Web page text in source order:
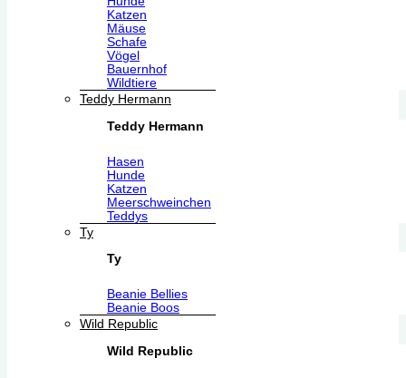
Katzen
Mäuse
Schafe
Vögel
Bauernhof
Wildtiere
Teddy Hermann
Teddy Hermann
Hasen
Hunde
Katzen
Meerschweinchen
Teddys
Ty
Ty
Beanie Bellies
Beanie Boos
Wild Republic
Wild Republic